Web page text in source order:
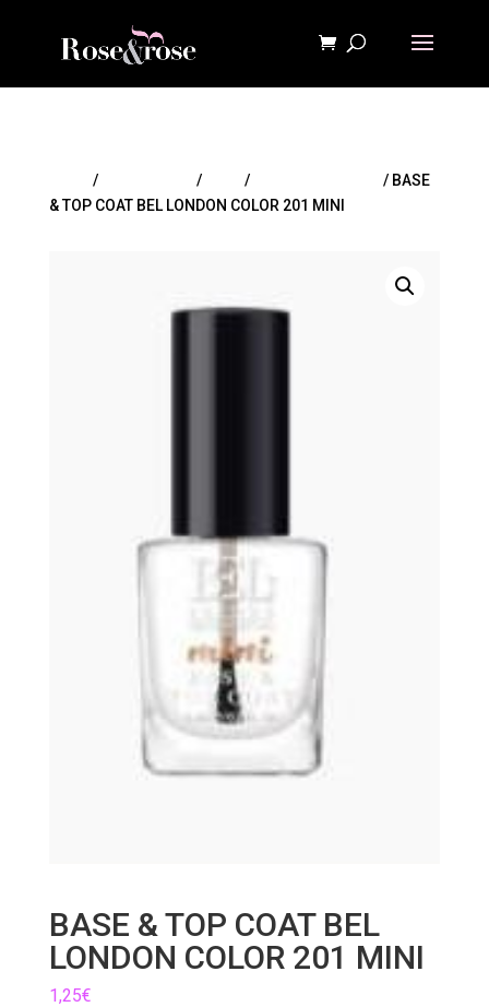
/ / /
/ BASE
& TOP COAT BEL LONDON COLOR 201 MINI
BASE & TOP COAT BEL
LONDON COLOR 201 MINI
1,25€